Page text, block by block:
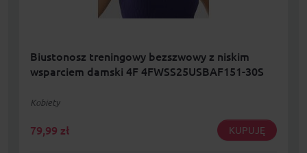
Biustonosz treningowy bezszwowy z niskim
wsparciem damski 4F 4FWSS25USBAF151-30S
Kobiety
79,99 zł KUPUJĘ